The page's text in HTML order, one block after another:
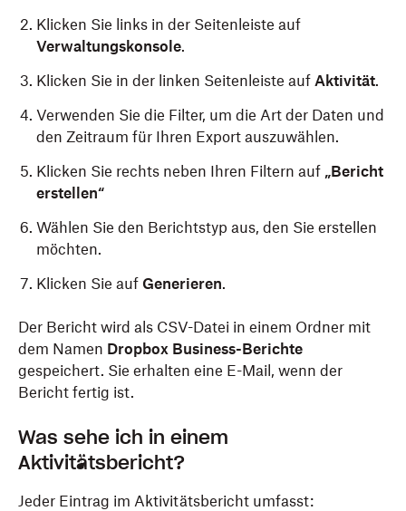
Klicken Sie links in der Seitenleiste auf
Verwaltungskonsole.
Klicken Sie in der linken Seitenleiste auf Aktivität.
Verwenden Sie die Filter, um die Art der Daten und
den Zeitraum für Ihren Export auszuwählen.
Klicken Sie rechts neben Ihren Filtern auf „Bericht
erstellen“
Wählen Sie den Berichtstyp aus, den Sie erstellen
möchten.
Klicken Sie auf Generieren.
Der Bericht wird als CSV-Datei in einem Ordner mit
dem Namen Dropbox Business-Berichte
gespeichert. Sie erhalten eine E-Mail, wenn der
Bericht fertig ist.
Was sehe ich in einem
Aktivitätsbericht?
Jeder Eintrag im Aktivitätsbericht umfasst: